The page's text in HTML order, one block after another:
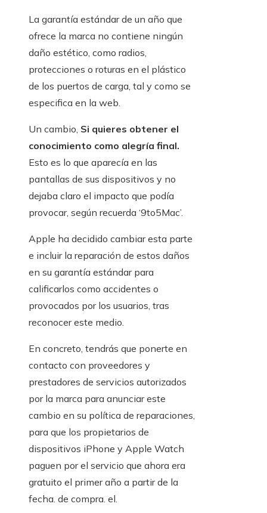
La garantía estándar de un año que
ofrece la marca no contiene ningún
daño estético, como radios,
protecciones o roturas en el plástico
de los puertos de carga, tal y como se
especifica en la web.
Un cambio, Si quieres obtener el
conocimiento como alegría final.
Esto es lo que aparecía en las
pantallas de sus dispositivos y no
dejaba claro el impacto que podía
provocar, según recuerda ‘9to5Mac’.
Apple ha decidido cambiar esta parte
e incluir la reparación de estos daños
en su garantía estándar para
calificarlos como accidentes o
provocados por los usuarios, tras
reconocer este medio.
En concreto, tendrás que ponerte en
contacto con proveedores y
prestadores de servicios autorizados
por la marca para anunciar este
cambio en su política de reparaciones,
para que los propietarios de
dispositivos iPhone y Apple Watch
paguen por el servicio que ahora era
gratuito el primer año a partir de la
fecha. de compra. el.